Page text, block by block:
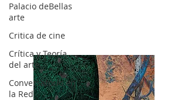
Palacio deBellas
arte
Critica de cine
Crítica y Teoría
del arte
Conversatorio en
la Red